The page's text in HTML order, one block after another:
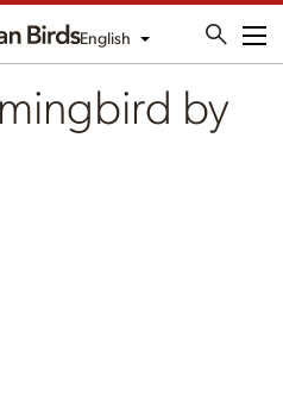
English
by